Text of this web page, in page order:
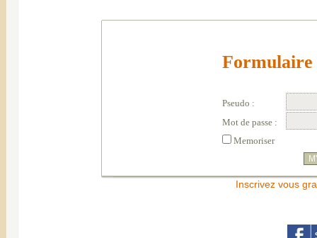
Pseudo :
Mot de passe :
Memoriser
Inscrivez vous